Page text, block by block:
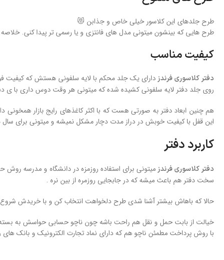
طرح جلدهای این کلاسور خیلی خاص و جذابن 😻
طرح هایی که بینشون میتونی مدل های فانتزی و یا رسمی تر پیدا کنی.
کیفیت مناسب
دفتر کلاسوری فرندز دارای یک جلد محکم با لایه سلفونی هستش که کیفیت
روی جلد دفتر لایه سلفونی کشیده شده که میتونی هر وقت دوس داری با ی
هم چنین ابعاد دفتر به صورتی هست که با اکثر کاغذهای رایج بازار همخونی
این قفل با کیفیت خوبش در دراز مدت دچار مشکل نمیشه و میتونی برای سال
کاربرد دفتر
دفتر کلاسوری فرندزمیتونی برای استفاده روزمزه در دانشگاه و مدرسه
سخت دفتر هم باعث میشه که در جابجایی روزمره از بین نره .
حالا که باهاش بیشتر آشنا شدی طرح دلخواهت انتخاب کن و با خریدش
خیالت از بابت حمل و نقل هم راحت باشه چون ناچو حسابی حواسش به
با روش پرداخت مطمئن ناچو هم که دارای نماد تجارت الکترونیک و بانک